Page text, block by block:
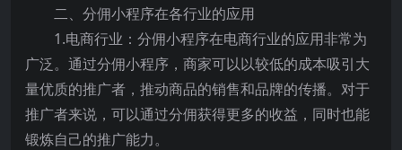
二、分佣小程序在各行业的应用
1.电商行业：分佣小程序在电商行业的应用非常为
广泛。通过分佣小程序，商家可以以较低的成本吸引大
量优质的推广者，推动商品的销售和品牌的传播。对于
推广者来说，可以通过分佣获得更多的收益，同时也能
锻炼自己的推广能力。